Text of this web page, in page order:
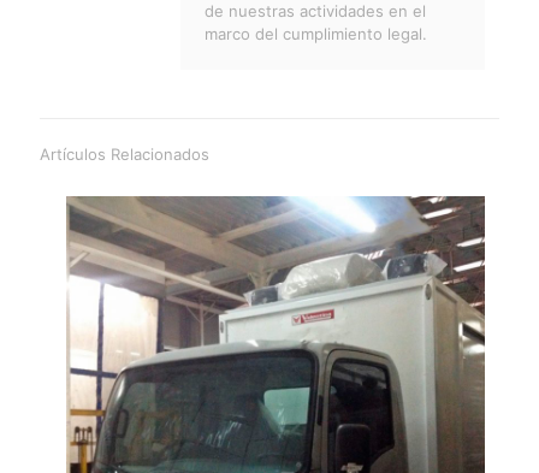
de nuestras actividades en el
marco del cumplimiento legal.
Artículos Relacionados